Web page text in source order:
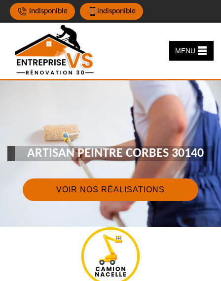
indisponible indisponible
MENU
ARTISAN PEINTRE CORBES 30140
VOIR NOS RÉALISATIONS